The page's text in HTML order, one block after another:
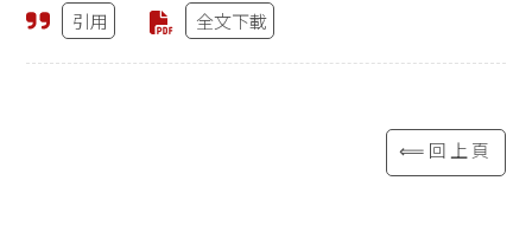
引用 全文下載
⟸回上頁